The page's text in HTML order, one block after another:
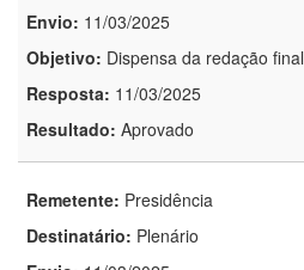
Envio: 11/03/2025
Objetivo: Dispensa da redação final
Resposta: 11/03/2025
Resultado: Aprovado
Remetente: Presidência
Destinatário: Plenário